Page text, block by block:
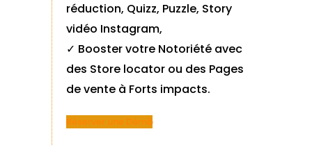
réduction, Quizz, Puzzle, Story
vidéo Instagram,
✓ Booster votre Notoriété avec
des Store locator ou des Pages
de vente à Forts impacts.
Réserver une Démo